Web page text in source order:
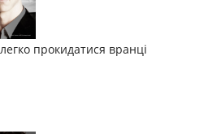
прокидатися вранці